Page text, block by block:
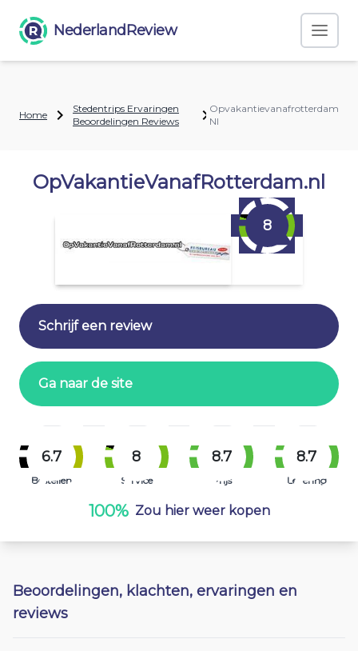
NederlandReview
Home
Stedentrips Ervaringen
Beoordelingen Reviews
Opvakantievanafrotterdam
Nl
OpVakantieVanafRotterdam.nl
8
Schrijf een review
Ga naar de site
6.7
Bestellen
8
Service
8.7
Prijs
8.7
Levering
100% Zou hier weer kopen
Beoordelingen, klachten, ervaringen en
reviews